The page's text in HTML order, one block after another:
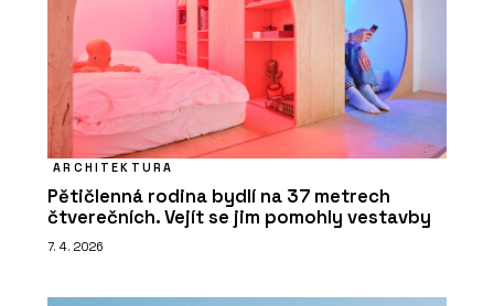
ARCHITEKTURA
Pětičlenná rodina bydlí na 37 metrech
čtverečních. Vejít se jim pomohly vestavby
7. 4. 2026